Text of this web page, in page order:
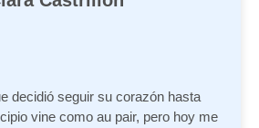
decidió seguir su corazón hasta
vine como au pair, pero hoy me